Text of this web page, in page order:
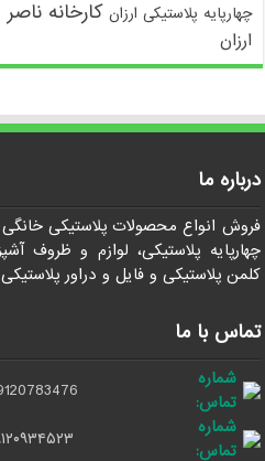
چهارپایه پلاستیکی ارزان کارخانه
ارزان
درباره ما
فروش انواع محصولات پلاستیکی
چهارپایه پلاستیکی، لوازم و ظروف
کلمن پلاستیکی و فایل و دراور پلاستیکی
تماس با ما
شماره
تماس:
شماره
تماس: